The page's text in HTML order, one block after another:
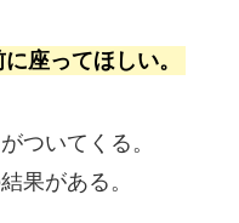
座ってほしい。
ついてくる。
果がある。